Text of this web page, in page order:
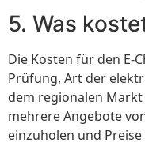
5. Was
Die Kosten für den E-
Prüfung, Art der
dem regionalen
mehrere Angebote
einzuholen und